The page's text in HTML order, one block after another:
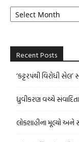
Archives
Recent Posts
‘કટ્ટરપંથી વિરોધી
ધ્રુવીકરણ વચ્ચે
લોકશાહીના મૂલ્યો અને